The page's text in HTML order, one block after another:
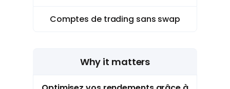
Comptes de trading sans swap
Why it matters